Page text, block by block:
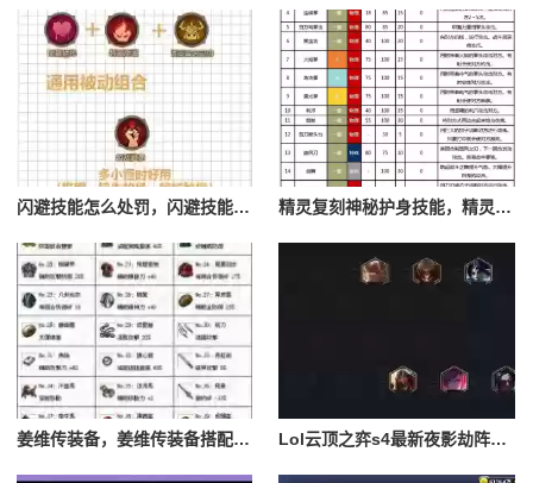
闪避技能怎么处罚，闪避技能怎么处罚队友 精灵复刻神秘护身技能，精灵复刻攻略
姜维传装备，姜维传装备搭配一览表最新 Lol云顶之弈s4最新夜影劫阵容搭配，云顶之奕夜影劫阵容